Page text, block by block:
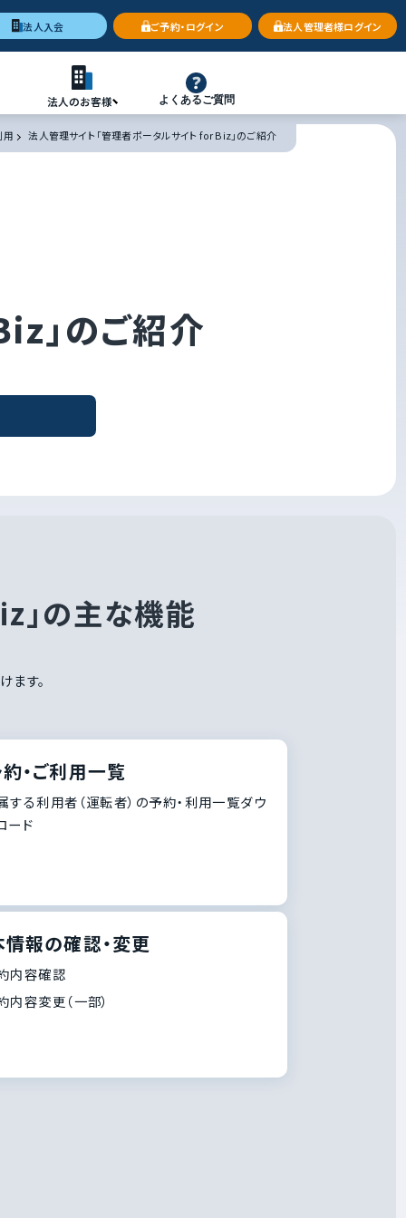
法人入会 ご予約・ログイン 法人管理者様ログイン
法人のお客様 よくあるご質問
用 法人管理サイト「管理者ポータルサイト for Biz」のご紹介
」のご紹介
」の主な機能
ます。
・ご利用一覧
する利用者（運転者）の予約・利用一覧ダウ
ード
報の確認・変更
内容確認
内容変更（一部）